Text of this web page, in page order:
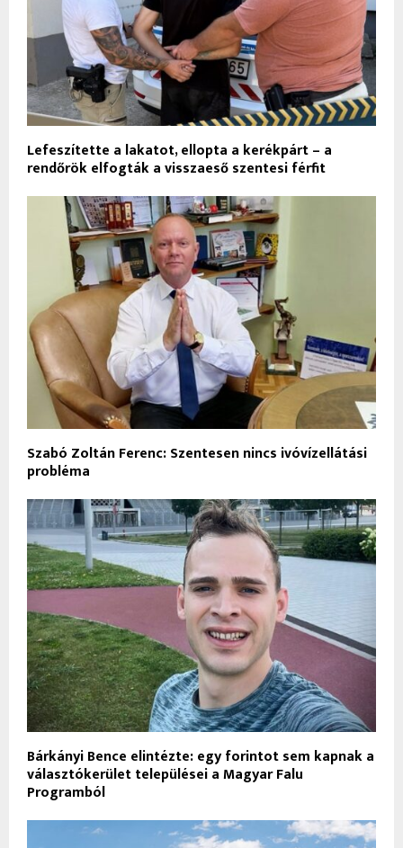
Lefeszítette a lakatot, ellopta a kerékpárt – a
rendőrök elfogták a visszaeső szentesi férfit
Szabó Zoltán Ferenc: Szentesen nincs ivóvízellátási
probléma
Bárkányi Bence elintézte: egy forintot sem kapnak a
választókerület települései a Magyar Falu
Programból